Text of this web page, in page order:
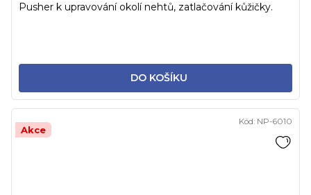
DO KOŠÍKU
Pusher k upravování okolí nehtů, zatlačování kůžičky.
Akce
Kód: NP-6010